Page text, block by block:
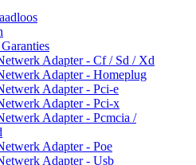
Adapter - Cf / Sd / Xd
Adapter - Homeplug
Adapter - Pci-e
Adapter - Pci-x
Adapter - Pcmcia /
Adapter - Poe
Adapter - Usb